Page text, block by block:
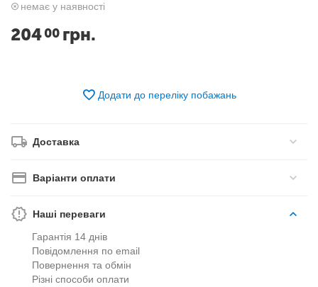
немає у наявності
20400 грн.
Додати до переліку побажань
Доставка
Варіанти оплати
Наші переваги
Гарантія 14 днів
Повідомлення по email
Повернення та обмін
Різні способи оплати